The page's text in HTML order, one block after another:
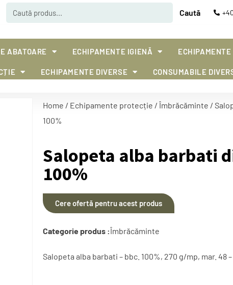
Caută
ABATOARE ECHIPAMENTE IGIENĂ
ECHIPAMENTE DIVERSE CONSUMABILE
Home / Echipamente protecție / Îmbrăcăminte /
100%
Salopeta alba barbati
100%
Cere ofertă pentru acest produs
Categorie produs :Îmbrăcăminte
Salopeta alba barbati – bbc. 100%, 270 g/mp, mar. 48